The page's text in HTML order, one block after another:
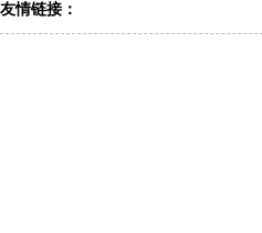
友情链接：